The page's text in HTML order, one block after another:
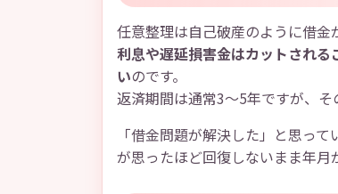
任意整理は自己破産のように借金
利息や遅延損害金はカットされ
いのです。
返済期間は通常3～5年ですが、そ
「借金問題が解決した」と思っ
が思ったほど回復しないまま年月